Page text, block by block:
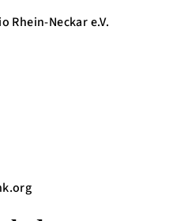
Rhein-Neckar e.V.